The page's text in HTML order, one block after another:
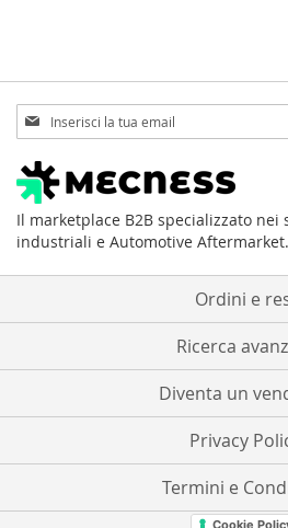
Iscriviti
alla
nostra
Newsletter:
Il marketplace B2B specializzato
industriali e Automotive Aftermarket.
Ordini e
Ricerca
Diventa un
Privacy
Termini e